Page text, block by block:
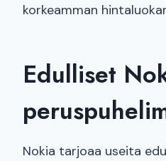
korkeamman
Edulliset
Nokia tarjoaa useita